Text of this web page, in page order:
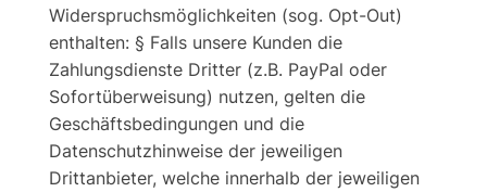
Widerspruchsmöglichkeiten (sog. Opt-Out)
enthalten: § Falls unsere Kunden die
Zahlungsdienste Dritter (z.B. PayPal oder
Sofortüberweisung) nutzen, gelten die
Geschäftsbedingungen und die
Datenschutzhinweise der jeweiligen
Drittanbieter, welche innerhalb der jeweiligen